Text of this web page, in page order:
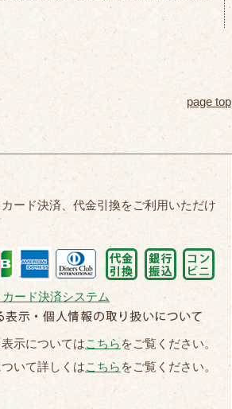
page top
ード決済、代金引換をご利用いただけ
示についてはこちら をご覧ください。
いて詳しくはこちらをご覧ください。